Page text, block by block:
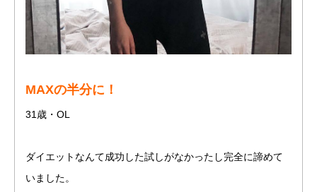
MAXの半分に！
31歳・OL
ダイエットなんて成功した試しがなかったし完全に諦めて
いました。